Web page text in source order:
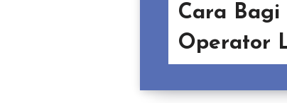
Cara Bagi
Operator